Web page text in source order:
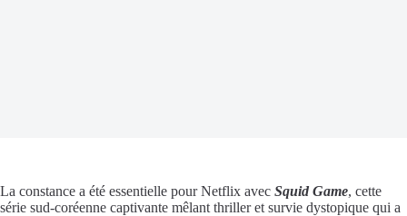
La constance a été essentielle pour Netflix avec Squid Game, cette
série sud-coréenne captivante mêlant thriller et survie dystopique qui a